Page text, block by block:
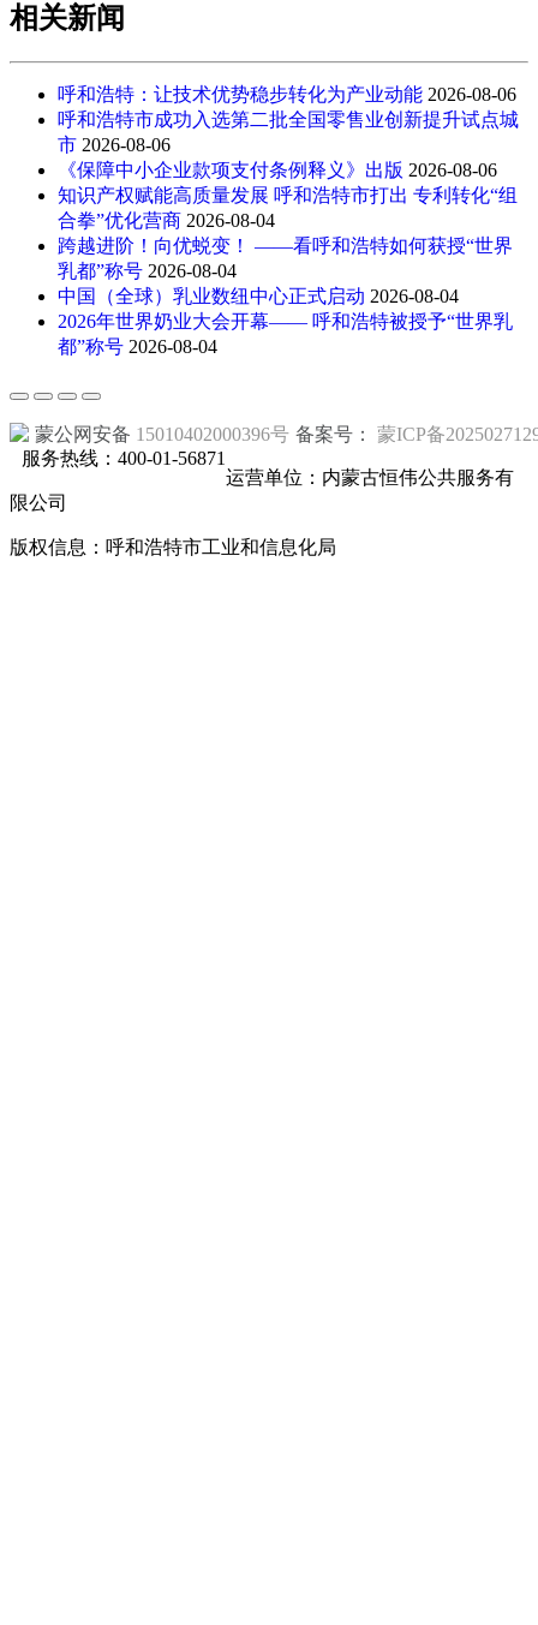
相关新闻
呼和浩特：让技术优势稳步转化为产业动能 2026-08-06
呼和浩特市成功入选第二批全国零售业创新提升试点城
市 2026-08-06
《保障中小企业款项支付条例释义》出版 2026-08-06
知识产权赋能高质量发展 呼和浩特市打出 专利转化“组
合拳”优化营商 2026-08-04
跨越进阶！向优蜕变！ ——看呼和浩特如何获授“世界
乳都”称号 2026-08-04
中国（全球）乳业数纽中心正式启动 2026-08-04
2026年世界奶业大会开幕—— 呼和浩特被授予“世界乳
都”称号 2026-08-04
蒙公网安备 15010402000396号 备案号：
蒙ICP备
服务热线：400-01-56871
运营单位：内蒙古恒伟公共服务有
限公司
版权信息：呼和浩特市工业和信息化局